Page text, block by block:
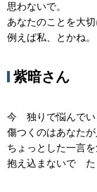
思わないで。
あなたのことを大
例えば私、とかね。
紫暗さん
今 独りで悩んでい
傷つくのはあなたが
ちょっとした一言
抱え込まないで た